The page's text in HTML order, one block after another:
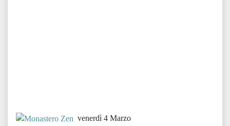
venerdì 4 Marzo